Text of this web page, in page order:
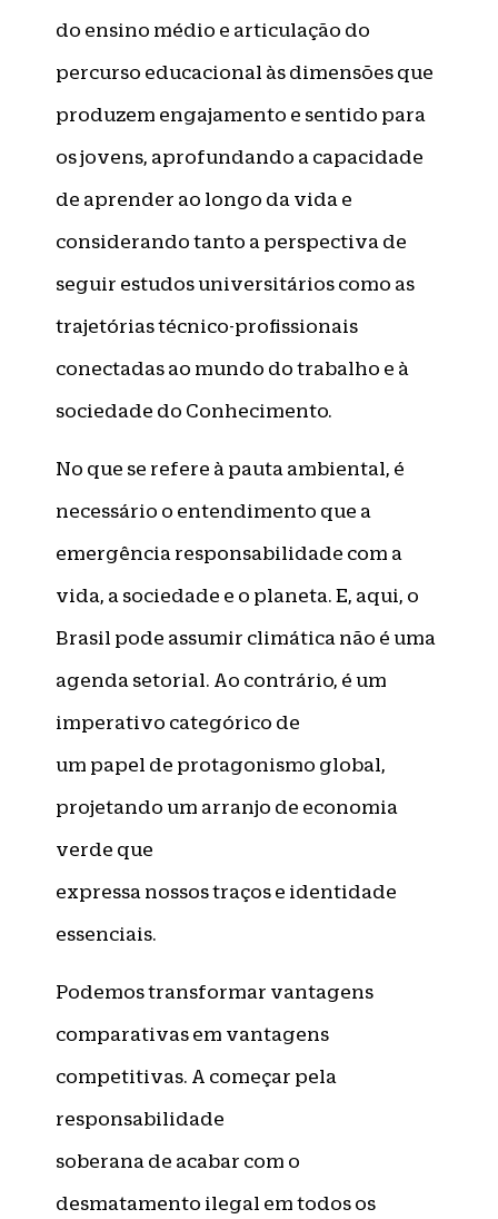
do ensino médio e articulação do
percurso educacional às dimensões que
produzem engajamento e sentido para
os jovens, aprofundando a capacidade
de aprender ao longo da vida e
considerando tanto a perspectiva de
seguir estudos universitários como as
trajetórias técnico-profissionais
conectadas ao mundo do trabalho e à
sociedade do Conhecimento.
No que se refere à pauta ambiental, é
necessário o entendimento que a
emergência responsabilidade com a
vida, a sociedade e o planeta. E, aqui, o
Brasil pode assumir climática não é uma
agenda setorial. Ao contrário, é um
imperativo categórico de
um papel de protagonismo global,
projetando um arranjo de economia
verde que
expressa nossos traços e identidade
essenciais.
Podemos transformar vantagens
comparativas em vantagens
competitivas. A começar pela
responsabilidade
soberana de acabar com o
desmatamento ilegal em todos os